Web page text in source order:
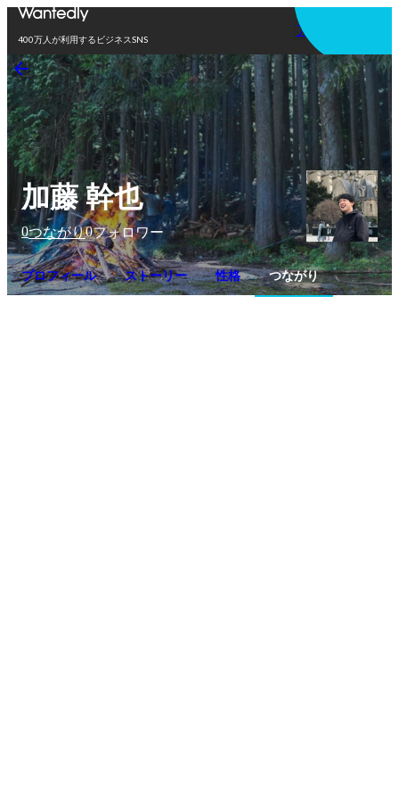
400万人が利用するビジネスSNS
アプリを使う
加藤 幹也
0つながり0フォロワー
プロフィール ストーリー 性格 つながり